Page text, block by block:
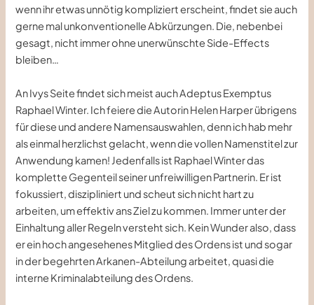
wenn ihr etwas unnötig kompliziert erscheint, findet sie auch
gerne mal unkonventionelle Abkürzungen. Die, nebenbei
gesagt, nicht immer ohne unerwünschte Side-Effects
bleiben…
An Ivys Seite findet sich meist auch Adeptus Exemptus
Raphael Winter. Ich feiere die Autorin Helen Harper übrigens
für diese und andere Namensauswahlen, denn ich hab mehr
als einmal herzlichst gelacht, wenn die vollen Namenstitel zur
Anwendung kamen! Jedenfalls ist Raphael Winter das
komplette Gegenteil seiner unfreiwilligen Partnerin. Er ist
fokussiert, diszipliniert und scheut sich nicht hart zu
arbeiten, um effektiv ans Ziel zu kommen. Immer unter der
Einhaltung aller Regeln versteht sich. Kein Wunder also, dass
er ein hoch angesehenes Mitglied des Ordens ist und sogar
in der begehrten Arkanen-Abteilung arbeitet, quasi die
interne Kriminalabteilung des Ordens.